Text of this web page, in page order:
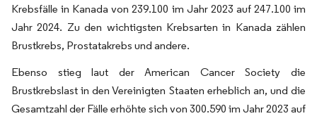
Krebsfälle in Kanada von 239.100 im Jahr 2023 auf 247.100 im
Jahr 2024. Zu den wichtigsten Krebsarten in Kanada zählen
Brustkrebs, Prostatakrebs und andere.
Ebenso stieg laut der American Cancer Society die
Brustkrebslast in den Vereinigten Staaten erheblich an, und die
Gesamtzahl der Fälle erhöhte sich von 300.590 im Jahr 2023 auf